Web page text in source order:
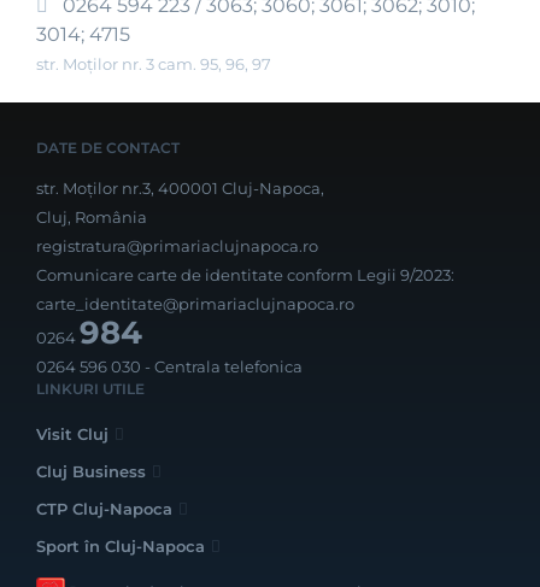
0264 594 223 / 3063; 3060; 3061; 3062; 3010;
3014; 4715
str. Moților nr. 3 cam. 95, 96, 97
DATE DE CONTACT
str. Moților nr.3, 400001 Cluj-Napoca,
Cluj, România
registratura@primariaclujnapoca.ro
Comunicare carte de identitate conform Legii 9/2023:
carte_identitate@primariaclujnapoca.ro
0264984
0264 596 030 - Centrala telefonica
LINKURI UTILE
Visit Cluj
Cluj Business
CTP Cluj-Napoca
Sport în Cluj-Napoca